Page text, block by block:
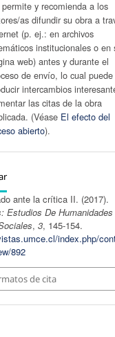
y recomienda a los
as difundir su obra a
(p. ej.: en archivos
institucionales o en
web) antes y durante el
de envío, lo cual puede
intercambios
las citas de la obra
(Véase El efecto del
abierto).
ante la crítica II. (2017).
Estudios De
,3, 145-154.
index.php/
892
de cita